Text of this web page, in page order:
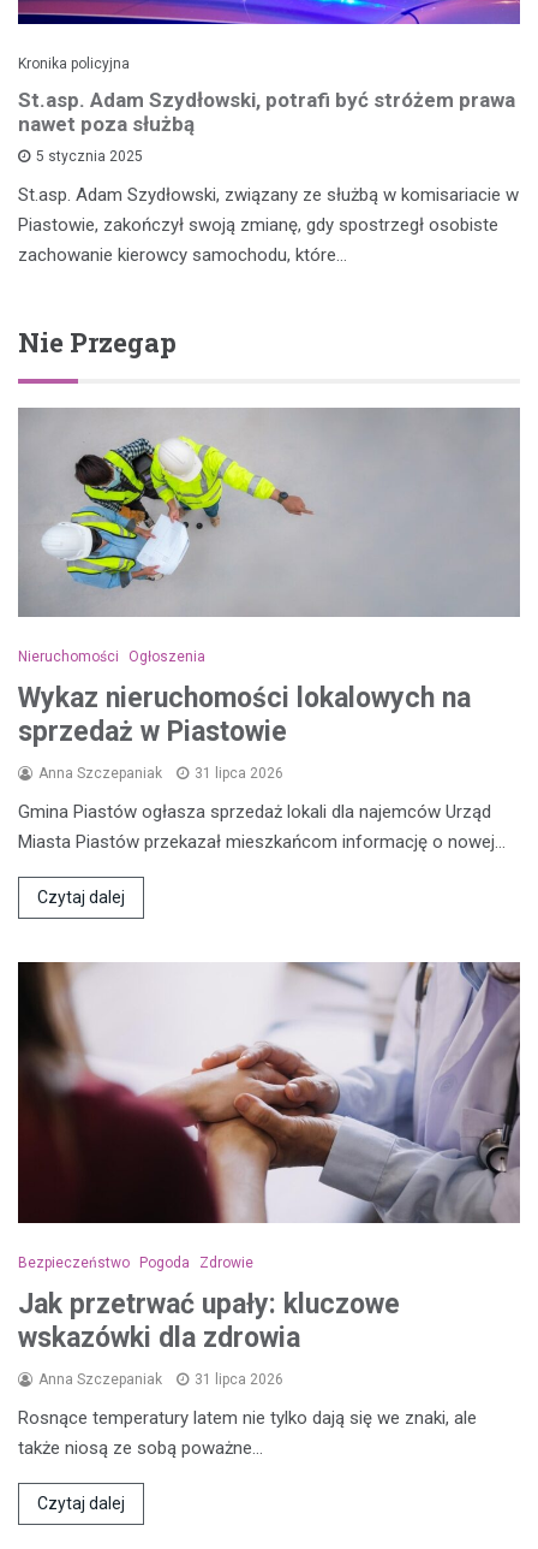
Kronika policyjna
St.asp. Adam Szydłowski, potrafi być stróżem prawa
nawet poza służbą
5 stycznia 2025
St.asp. Adam Szydłowski, związany ze służbą w komisariacie w
Piastowie, zakończył swoją zmianę, gdy spostrzegł osobiste
zachowanie kierowcy samochodu, które…
Nie Przegap
Nieruchomości Ogłoszenia
Wykaz nieruchomości lokalowych na
sprzedaż w Piastowie
Anna Szczepaniak 31 lipca 2026
Gmina Piastów ogłasza sprzedaż lokali dla najemców Urząd
Miasta Piastów przekazał mieszkańcom informację o nowej…
Czytaj dalej
Bezpieczeństwo Pogoda Zdrowie
Jak przetrwać upały: kluczowe
wskazówki dla zdrowia
Anna Szczepaniak 31 lipca 2026
Rosnące temperatury latem nie tylko dają się we znaki, ale
także niosą ze sobą poważne…
Czytaj dalej